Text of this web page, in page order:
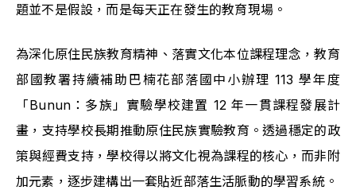
題並不是假設，而是每天正在發生的教育現場。
為深化原住民族教育精神、落實文化本位課程理念，教育
部國教署持續補助巴楠花部落國中小辦理 113 學年度
「Bunun：多族」實驗學校建置 12 年一貫課程發展計
畫，支持學校長期推動原住民族實驗教育。透過穩定的政
策與經費支持，學校得以將文化視為課程的核心，而非附
加元素，逐步建構出一套貼近部落生活脈動的學習系統。